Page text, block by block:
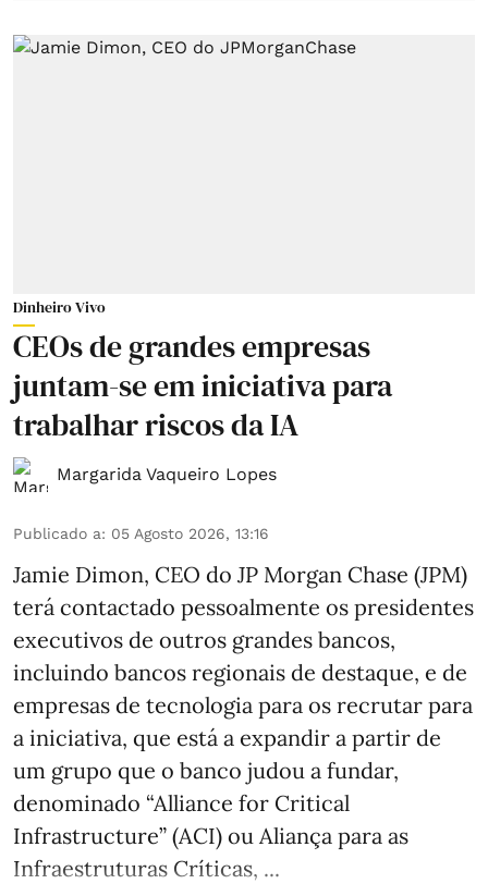
Dinheiro Vivo
CEOs de grandes empresas
juntam-se em iniciativa para
trabalhar riscos da IA
Margarida Vaqueiro Lopes
Publicado a: 05 Agosto 2026, 13:16
Jamie Dimon, CEO do JP Morgan Chase (JPM)
terá contactado pessoalmente os presidentes
executivos de outros grandes bancos,
incluindo bancos regionais de destaque, e de
empresas de tecnologia para os recrutar para
a iniciativa, que está a expandir a partir de
um grupo que o banco judou a fundar,
denominado “Alliance for Critical
Infrastructure” (ACI) ou Aliança para as
Infraestruturas Críticas, ...